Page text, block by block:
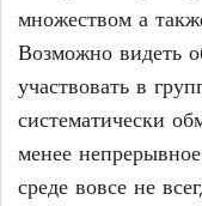
множеством а
Возможно видеть
участвовать в
систематически
менее
среде вовсе не